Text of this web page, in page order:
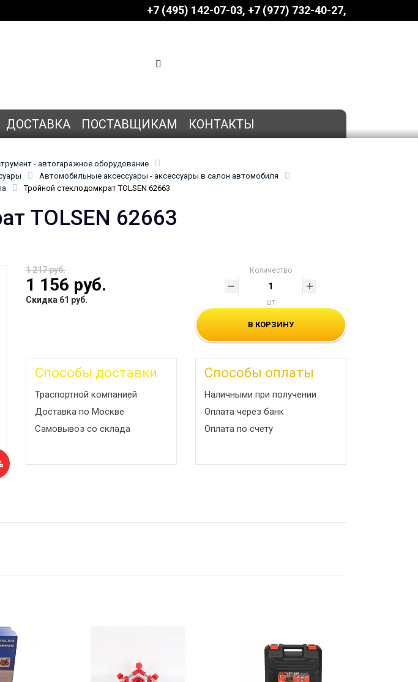
+7 (495) 142-07-03 ‎‎+7 (977) 732-40-27
ДОСТАВКА ПОСТАВЩИКАМ КОНТАКТЫ
- автогаражное оборудование
Автомобильные аксессуары - аксессуары в салон автомобиля
Тройной стеклодомкрат TOLSEN 62663
TOLSEN 62663
1 217 руб.
1 156 руб.
Скидка 61 руб.
Количество
шт
В КОРЗИНУ
Способы доставки
Траспортной компанией
Доставка по Москве
Самовывоз со склада
Способы оплаты
Наличными при получении
Оплата через банк
Оплата по счету